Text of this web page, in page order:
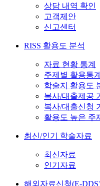
상담 내역 확인
고객제안
신고센터
RISS 활용도 분석
자료 현황 통계
주제별 활용통
학술지 활용도
복사/대출제공
복사/대출신청
활용도 높은 주
최신/인기 학술자료
최신자료
인기자료
해외자료신청(E-